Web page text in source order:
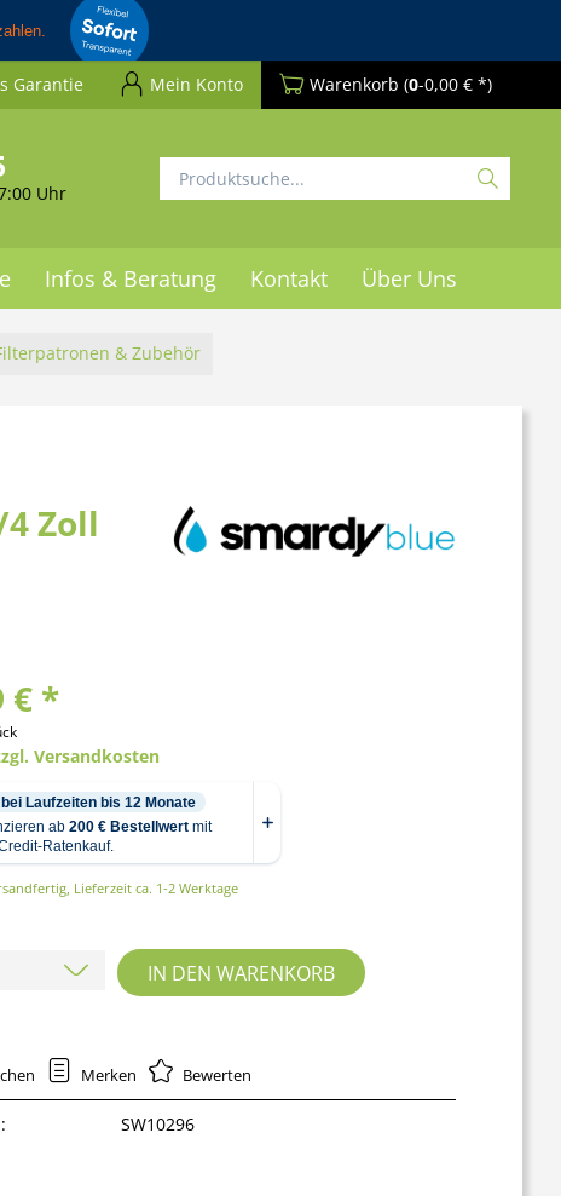
Garantie Mein Konto Warenkorb (0-0,00 € *)
Uhr
Infos & Beratung Kontakt Über Uns
& Zubehör
Zoll
€ *
Versandkosten
Lieferzeit ca. 1-2 Werktage
IN DEN WARENKORB
Merken Bewerten
SW10296